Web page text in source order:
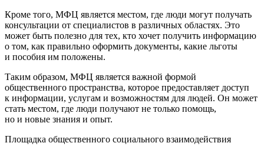
Кроме того, МФЦ является местом, где люди могут получать
консультации от специалистов в различных областях. Это
может быть полезно для тех, кто хочет получить информацию
о том, как правильно оформить документы, какие льготы
и пособия им положены.
Таким образом, МФЦ является важной формой
общественного пространства, которое предоставляет доступ
к информации, услугам и возможностям для людей. Он может
стать местом, где люди получают не только помощь,
но и новые знания и опыт.
Площадка общественного социального взаимодействия